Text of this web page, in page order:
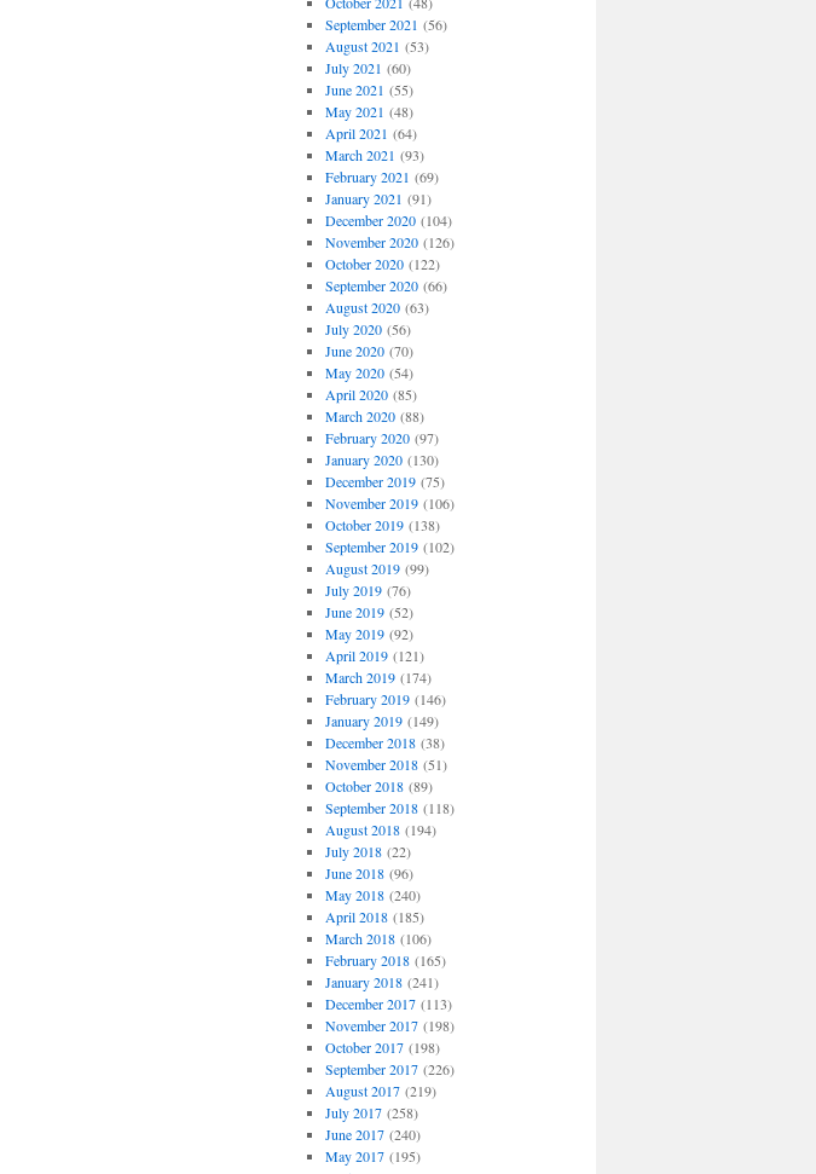
September 2021 (56)
August 2021 (53)
July 2021 (60)
June 2021 (55)
May 2021 (48)
April 2021 (64)
March 2021 (93)
February 2021 (69)
January 2021 (91)
December 2020(104)
November 2020(126)
October 2020(122)
September 2020(66)
August 2020(63)
July 2020(56)
June 2020(70)
May 2020(54)
April 2020(85)
March 2020(88)
February 2020(97)
January 2020(130)
December 2019(75)
November 2019(106)
October 2019(138)
September 2019(102)
August 2019(99)
July 2019(76)
June 2019(52)
May 2019(92)
April 2019(121)
March 2019(174)
February 2019(146)
January 2019(149)
December 2018(38)
November 2018(51)
October 2018(89)
September 2018(118)
August 2018(194)
July 2018(22)
June 2018(96)
May 2018(240)
April 2018(185)
March 2018(106)
February 2018(165)
January 2018(241)
December 2017(113)
November 2017(198)
October 2017(198)
September 2017(226)
August 2017(219)
July 2017(258)
June 2017(240)
May 2017(195)